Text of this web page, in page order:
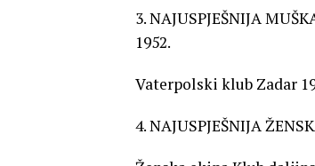
3. NAJUSPJEŠNIJA
1952.
Vaterpolski klub Zadar
4. NAJUSPJEŠNIJA